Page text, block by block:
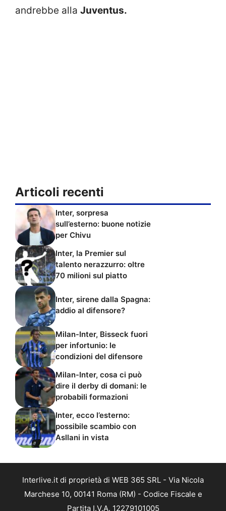
andrebbe alla Juventus.
Articoli recenti
Inter, sorpresa
sull’esterno: buone notizie
per Chivu
Inter, la Premier sul
talento nerazzurro: oltre
70 milioni sul piatto
Inter, sirene dalla Spagna:
addio al difensore?
Milan-Inter, Bisseck fuori
per infortunio: le
condizioni del difensore
Milan-Inter, cosa ci può
dire il derby di domani: le
probabili formazioni
Inter, ecco l’esterno:
possibile scambio con
Asllani in vista
Interlive.it di proprietà di WEB 365 SRL - Via Nicola
Marchese 10, 00141 Roma (RM) - Codice Fiscale e
Partita I.V.A. 12279101005